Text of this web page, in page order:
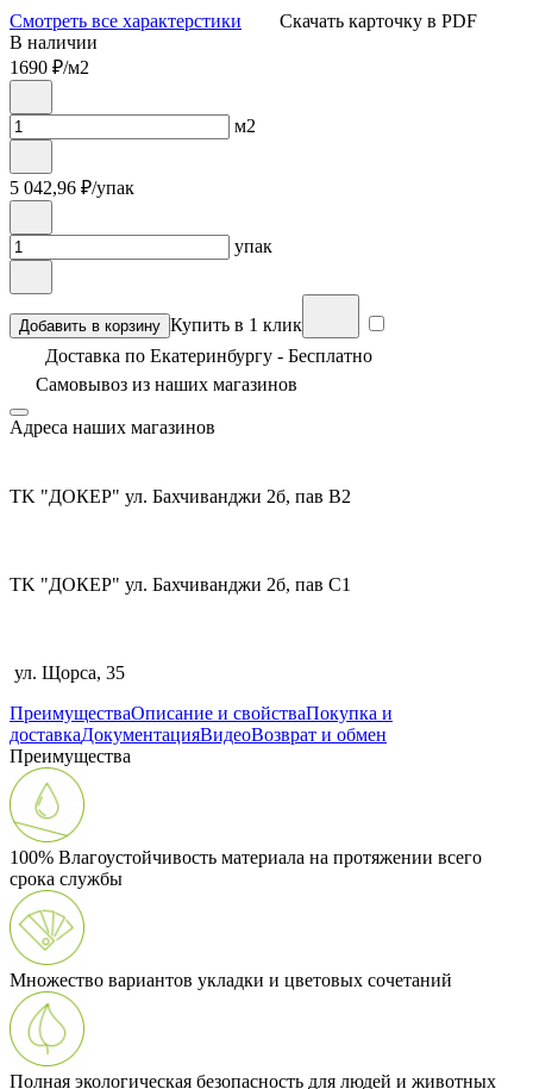
Смотреть все характерстики
Скачать карточку в PDF
В наличии
1690 ₽/м2
м2
5 042,96 ₽/упак
упак
Добавить в корзину Купить в 1 клик
Доставка по Екатеринбургу - Бесплатно
Самовывоз из наших магазинов
Адреса наших магазинов
TK "ДОКЕР" ул. Бахчиванджи 2б, пав В2
TK "ДОКЕР" ул. Бахчиванджи 2б, пав С1
ул. Щорса, 35
ПреимуществаОписание и свойстваПокупка и
доставкаДокументацияВидеоВозврат и обмен
Преимущества
100% Влагоустойчивость материала на протяжении всего
срока службы
Множество вариантов укладки и цветовых сочетаний
Полная экологическая безопасность для людей и животных